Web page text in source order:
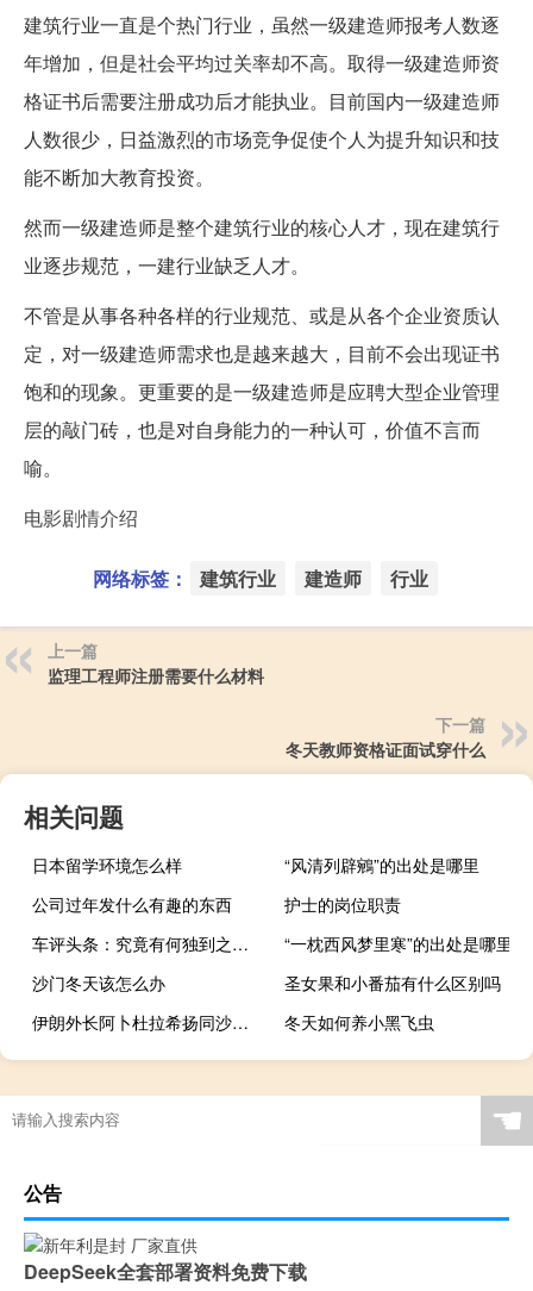
建筑行业一直是个热门行业，虽然一级建造师报考人数逐
年增加，但是社会平均过关率却不高。取得一级建造师资
格证书后需要注册成功后才能执业。目前国内一级建造师
人数很少，日益激烈的市场竞争促使个人为提升知识和技
能不断加大教育投资。
然而一级建造师是整个建筑行业的核心人才，现在建筑行
业逐步规范，一建行业缺乏人才。
不管是从事各种各样的行业规范、或是从各个企业资质认
定，对一级建造师需求也是越来越大，目前不会出现证书
饱和的现象。更重要的是一级建造师是应聘大型企业管理
层的敲门砖，也是对自身能力的一种认可，价值不言而
喻。
电影剧情介绍
网络标签： 建筑行业 建造师 行业
上一篇
监理工程师注册需要什么材料
下一篇
冬天教师资格证面试穿什么
相关问题
日本留学环境怎么样
“风清列辟鵷”的出处是哪里
公司过年发什么有趣的东西
护士的岗位职责
车评头条：究竟有何独到之处 试驾体验福特锐界7座版
“一枕西风梦里寒”的出处是哪里
沙门冬天该怎么办
圣女果和小番茄有什么区别吗
伊朗外长阿卜杜拉希扬同沙特外交大臣费萨尔举行会谈
冬天如何养小黑飞虫
☚
公告
DeepSeek全套部署资料免费下载